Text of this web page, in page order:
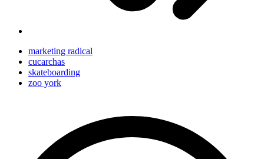
marketing radical
cucarchas
skateboarding
zoo york